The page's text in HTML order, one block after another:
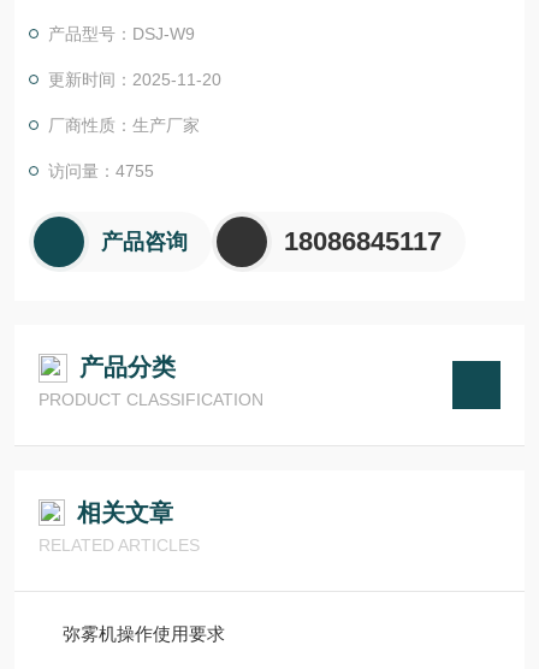
率下，Z高可达60帧/秒;
；
产品型号：DSJ-W9
更新时间：2025-11-20
厂商性质：生产厂家
访问量：4755
产品咨询 18086845117
产品分类
PRODUCT CLASSIFICATION
相关文章
RELATED ARTICLES
弥雾机操作使用要求